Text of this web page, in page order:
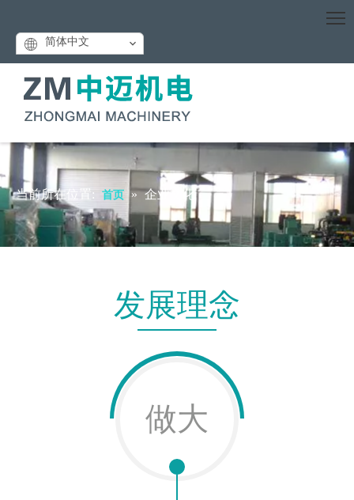
简体中文
当前所在位置: 首页 » 企业文化
发展理念
做大